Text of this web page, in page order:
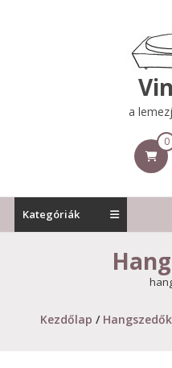
a
0
Kategóriák
Kezdőlap /